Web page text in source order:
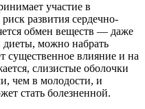
участие в
развития сердечно-
обмен веществ — даже
можно набрать
существенное влияние и на
слизистые оболочки
чем в молодости, и
стать болезненной.